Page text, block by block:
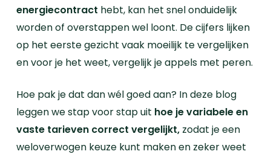
energiecontract hebt, kan het snel onduidelijk
worden of overstappen wel loont. De cijfers lijken
op het eerste gezicht vaak moeilijk te vergelijken
en voor je het weet, vergelijk je appels met peren.
Hoe pak je dat dan wél goed aan? In deze blog
leggen we stap voor stap uit hoe je variabele en
vaste tarieven correct vergelijkt,zodat je een
weloverwogen keuze kunt maken en zeker weet